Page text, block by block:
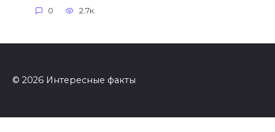
0 2.7к.
© 2026 Интересные факты